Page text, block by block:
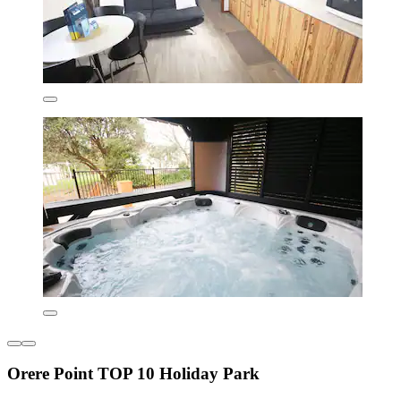
Orere Point TOP 10 Holiday Park